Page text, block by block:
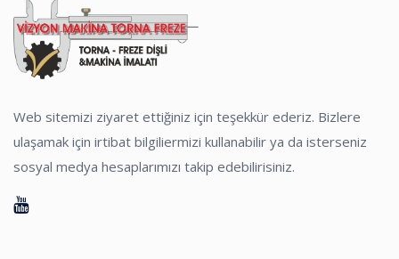
Web sitemizi ziyaret ettiğiniz için teşekkür ederiz. Bizlere
ulaşamak için irtibat bilgiliermizi kullanabilir ya da isterseniz
sosyal medya hesaplarımızı takip edebilirisiniz.